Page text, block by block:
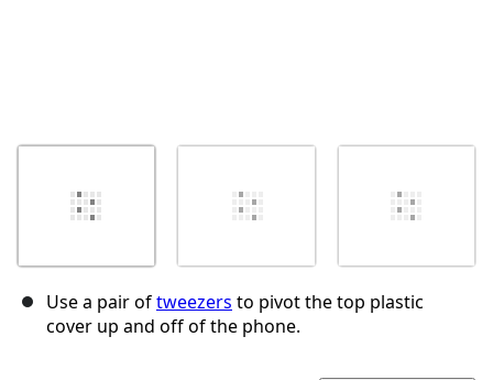
Use a pair oftweezers to pivot the top plastic
cover up and off of the phone.